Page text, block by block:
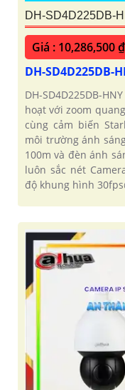
DH-SD4D225DB-
Giá : 10,286,500 ₫
DH-SD4D225DB-
DH-SD4D225DB-
hoạt với zoom
cùng cảm biến
môi trường ánh
100m và đèn ánh
luôn sắc nét
độ khung hình